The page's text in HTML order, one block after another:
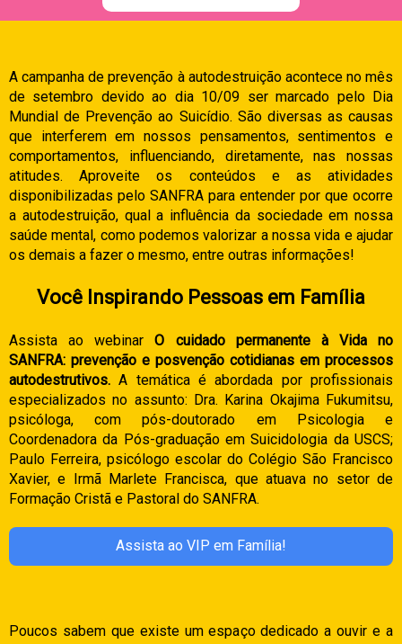
A campanha de prevenção à autodestruição acontece no mês
de setembro devido ao dia 10/09 ser marcado pelo Dia
Mundial de Prevenção ao Suicídio. São diversas as causas
que interferem em nossos pensamentos, sentimentos e
comportamentos, influenciando, diretamente, nas nossas
atitudes. Aproveite os conteúdos e as atividades
disponibilizadas pelo SANFRA para entender por que ocorre
a autodestruição, qual a influência da sociedade em nossa
saúde mental, como podemos valorizar a nossa vida e ajudar
os demais a fazer o mesmo, entre outras informações!
Você Inspirando Pessoas em Família
Assista ao webinarO cuidado permanente à Vida no
SANFRA: prevenção e posvenção cotidianas em processos
autodestrutivos.A temática é abordada por profissionais
especializados no assunto: Dra. Karina Okajima Fukumitsu,
psicóloga, com pós-doutorado em Psicologia e
Coordenadora da Pós-graduação em Suicidologia da USCS;
Paulo Ferreira, psicólogo escolar do Colégio São Francisco
Xavier, e Irmã Marlete Francisca, que atuava no setor de
Formação Cristã e Pastoral do SANFRA.
Assista ao VIP em Família!
Poucos sabem que existe um espaço dedicado a ouvir e a